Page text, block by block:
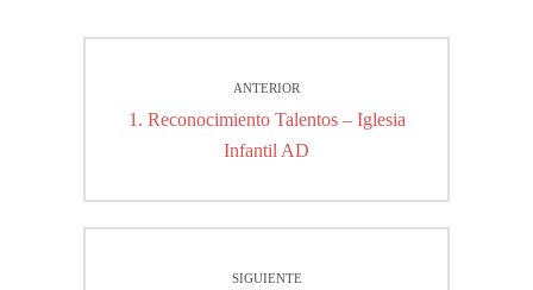
ANTERIOR
Entrada
1. Reconocimiento Talentos – Iglesia
Infantil AD
SIGUIENTE